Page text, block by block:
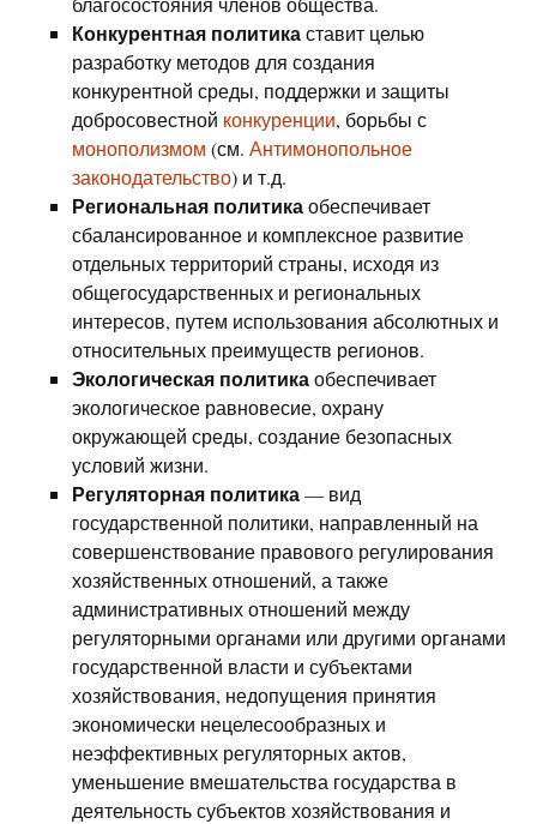
Конкурентная политикаставит целью
разработку методов для создания
конкурентной среды, поддержки и защиты
добросовестной конкуренции, борьбы с
монополизмом (см. Антимонопольное
законодательство) и т.д.
Региональная политикаобеспечивает
сбалансированное и комплексное развитие
отдельных территорий страны, исходя из
общегосударственных и региональных
интересов, путем использования абсолютных и
относительных преимуществ регионов.
Экологическая политикаобеспечивает
экологическое равновесие, охрану
окружающей среды, создание безопасных
условий жизни.
Регуляторная политика— вид
государственной политики, направленный на
совершенствование правового регулирования
хозяйственных отношений, а также
административных отношений между
регуляторными органами или другими органами
государственной власти и субъектами
хозяйствования, недопущения принятия
экономически нецелесообразных и
неэффективных регуляторных актов,
уменьшение вмешательства государства в
деятельность субъектов хозяйствования и